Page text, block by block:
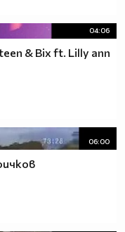
04:06
& Bix ft. Lilly ann
06:00